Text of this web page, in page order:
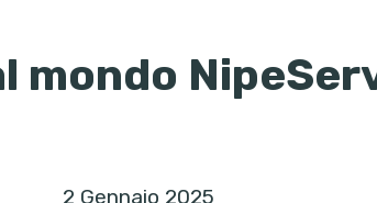
mondo
2 Gennaio 2025